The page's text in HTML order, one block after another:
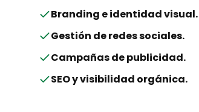
Branding e identidad visual.
Gestión de redes sociales.
Campañas de publicidad.
SEO y visibilidad orgánica.